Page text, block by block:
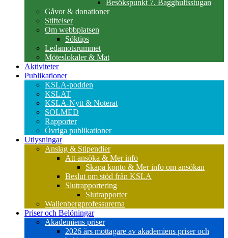
Besökspunkt 7. Bagghultsstugan
Gåvor & donationer
Stiftelser
Om webbplatsen
Söktips
Ledamotsrummet
Möteslokaler & Mat
Aktiviteter
Publikationer
KSLA-podden
KSLAT
KSLA-Nytt & Noterat
SOLMED
Rapporter
Övriga publikationer
Utlysningar
Anslag & Stipendier
Att ansöka & Mer info
Skapa konto & Mer info om ansökan
Beslut om stöd från KSLA
Slutrapportering
Slutrapporter
Wallenbergprofessurerna
Priser och Belöningar
Akademiens priser
2026 års mottagare av akademiens priser och